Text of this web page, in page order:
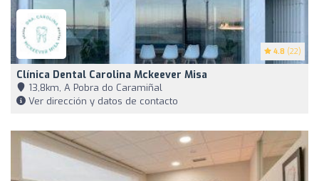
4.8 (22)
Clínica Dental Carolina Mckeever Misa
13,8km, A Pobra do Caramiñal
Ver dirección y datos de contacto